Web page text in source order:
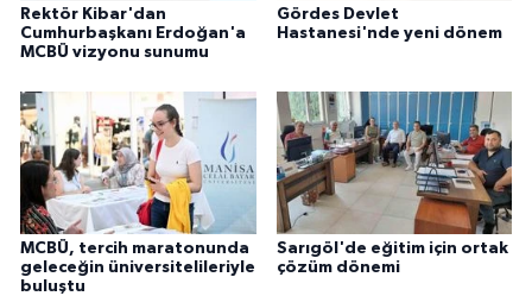
Rektör Kibar'dan
Cumhurbaşkanı Erdoğan'a
MCBÜ vizyonu sunumu
Gördes Devlet
Hastanesi'nde yeni dönem
MCBÜ, tercih maratonunda
geleceğin üniversitelileriyle
buluştu
Sarıgöl'de eğitim için ortak
çözüm dönemi